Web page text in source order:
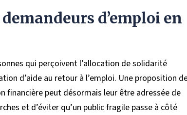
d’emploi en
qui perçoivent l’allocation de solidarité
d’aide au retour à l’emploi. Une proposition
financière peut désormais leur être adressée de
et d’éviter qu’un public fragile passe à côté